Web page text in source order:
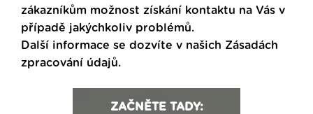
zákazníkům možnost získání kontaktu na Vás v
případě jakýchkoliv problémů.
Další informace se dozvíte v našich Zásadách
zpracování údajů.
ZAČNĚTE TADY: